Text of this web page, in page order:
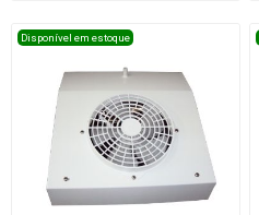
Disponível em estoque